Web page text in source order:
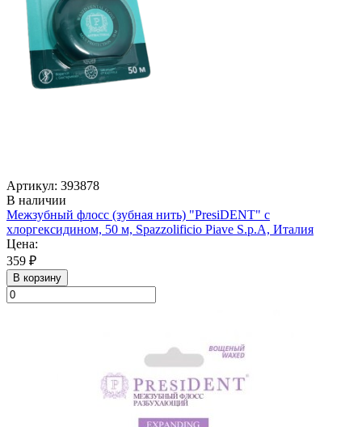
Артикул: 393878
В наличии
Межзубный флосс (зубная нить) "PresiDENT" с
хлоргексидином, 50 м, Spazzolificio Piave S.p.A, Италия
Цена:
359 ₽
В корзину